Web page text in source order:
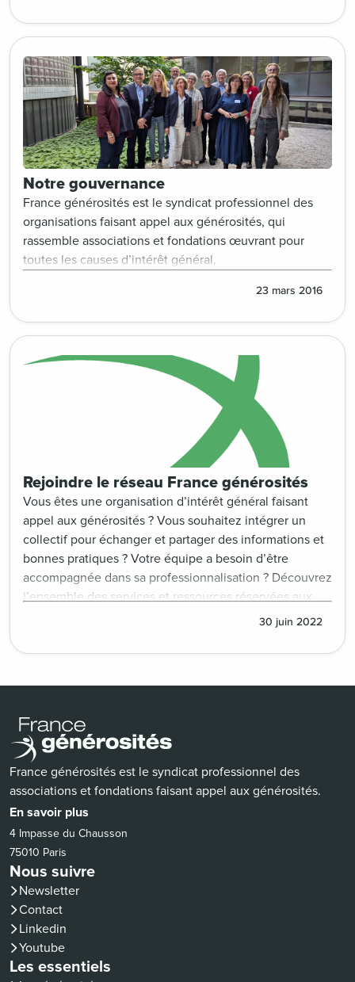
Notre gouvernance
France générosités est le syndicat professionnel des
organisations faisant appel aux générosités, qui
rassemble associations et fondations œuvrant pour
toutes les causes d’intérêt général.
23 mars 2016
Rejoindre le réseau France générosités
Vous êtes une organisation d’intérêt général faisant
appel aux générosités ? Vous souhaitez intégrer un
collectif pour échanger et partager des informations et
bonnes pratiques ? Votre équipe a besoin d’être
accompagnée dans sa professionnalisation ? Découvrez
l’ensemble des services et ressources réservées aux
membres du syndicat et rejoignez le réseau !30 juin 2022
France générosités est le syndicat professionnel des
associations et fondations faisant appel aux générosités.
En savoir plus
4 Impasse du Chausson
75010 Paris
Nous suivre
Newsletter
Contact
Linkedin
(nouvelle fenêtre)
Youtube
(nouvelle fenêtre)
Les essentiels